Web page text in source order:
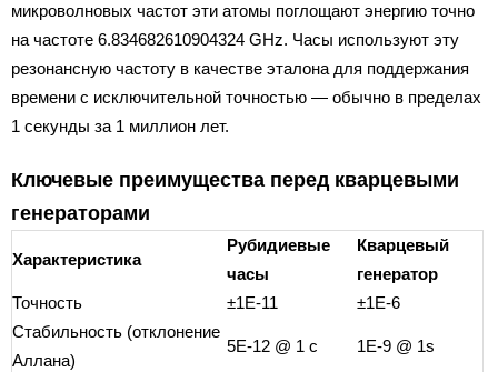
микроволновых частот эти атомы поглощают энергию точно
на частоте 6.834682610904324 GHz. Часы используют эту
резонансную частоту в качестве эталона для поддержания
времени с исключительной точностью — обычно в пределах
1 секунды за 1 миллион лет.
Ключевые преимущества перед кварцевыми
генераторами
Характеристика
Рубидиевые
часы
Кварцевый
генератор
Точность
±1E-11
±1E-6
Стабильность (отклонение
Аллана)
5E-12 @ 1 с 1E-9 @ 1s